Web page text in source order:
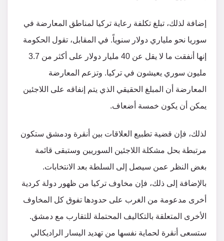
إضافة لذلك، تبلغ تكلفة رعاية تركيا لمناطق المعارضة في
سوريا نحو ملياري دولار سنوياً. في المقابل، تقول الحكومة
إنها أنفقت ما لا يقل عن 40 مليار دولار على أكثر من 3.7
مليون سوري يعيشون في تركيا. وتزعم المعارضة
المعارضة أن المبلغ الحقيقي الذي يتم إنفاقه على اللاجئين
يمكن أن يكون خمسة أضعاف.
لذلك، فإن قضية تطبيع العلاقات بين أنقرة ودمشق ستكون
مرتبطة بحل مشكلة اللاجئين السوريين وستبقى قائمة
بغض النظر عمن سيصل إلى السلطة بعد الانتخابات.
بالإضافة إلى ذلك، فإن مخاوف تركيا من ظهور دولة كردية
أخرى مدعومة من الغرب على حدودها تفوق كل المخاوف
الأخرى المتعلقة بالتكاليف المحتملة للتقارب مع دمشق.
ستسعى أنقرة لحماية نفسها من تهديد اليسار الراديكالي